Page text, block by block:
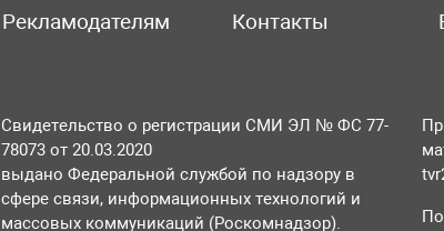
Рекламодателям Контакты
Свидетельство о регистрации СМИ ЭЛ № ФС 77-
78073 от 20.03.2020
выдано Федеральной службой по надзору в
сфере связи, информационных технологий и
массовых коммуникаций (Роскомнадзор).